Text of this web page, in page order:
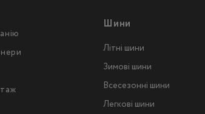
Шини
Літні шини
Зимові шини
Всесезонні шини
Легкові шини